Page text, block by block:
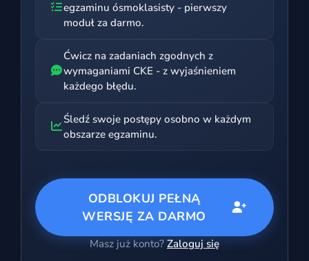
egzaminu ósmoklasisty - pierwszy
moduł za darmo.
Ćwicz na zadaniach zgodnych z
wymaganiami CKE - z wyjaśnieniem
każdego błędu.
Śledź swoje postępy osobno w każdym
obszarze egzaminu.
ODBLOKUJ PEŁNĄ
WERSJĘ ZA DARMO
Masz już konto?Zaloguj się